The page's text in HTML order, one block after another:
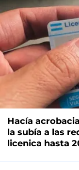
Hacía
la subía a las
licenica hasta